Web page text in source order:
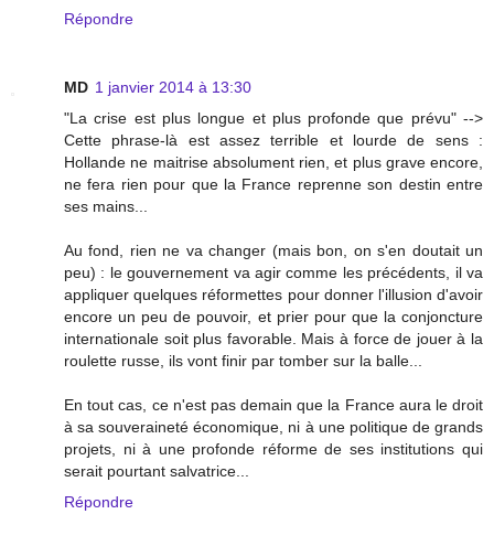
Répondre
MD 1 janvier 2014 à 13:30
"La crise est plus longue et plus profonde que prévu" -->
Cette phrase-là est assez terrible et lourde de sens :
Hollande ne maitrise absolument rien, et plus grave encore,
ne fera rien pour que la France reprenne son destin entre
ses mains...
Au fond, rien ne va changer (mais bon, on s'en doutait un
peu) : le gouvernement va agir comme les précédents, il va
appliquer quelques réformettes pour donner l'illusion d'avoir
encore un peu de pouvoir, et prier pour que la conjoncture
internationale soit plus favorable. Mais à force de jouer à la
roulette russe, ils vont finir par tomber sur la balle...
En tout cas, ce n'est pas demain que la France aura le droit
à sa souveraineté économique, ni à une politique de grands
projets, ni à une profonde réforme de ses institutions qui
serait pourtant salvatrice...
Répondre